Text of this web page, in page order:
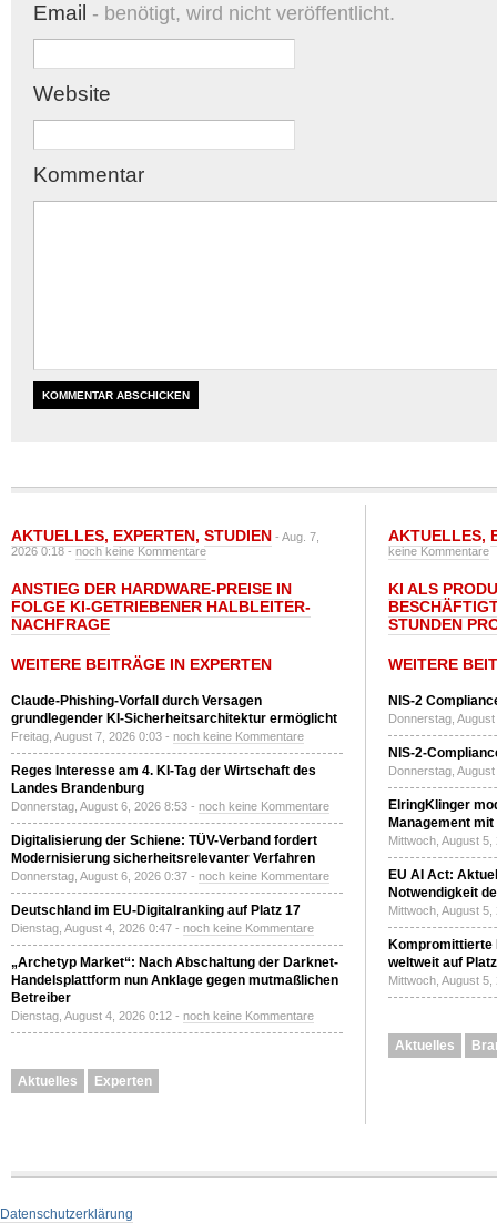
Email - benötigt, wird nicht veröffentlicht.
Website
Kommentar
AKTUELLES, EXPERTEN, STUDIEN - Aug. 7,
2026 0:18 -noch keine Kommentare
ANSTIEG DER HARDWARE-PREISE IN
FOLGE KI-GETRIEBENER HALBLEITER-
NACHFRAGE
WEITERE BEITRÄGE IN EXPERTEN
Claude-Phishing-Vorfall durch Versagen
grundlegender KI-Sicherheitsarchitektur ermöglicht
Freitag, August 7, 2026 0:03 - noch keine Kommentare
Reges Interesse am 4. KI-Tag der Wirtschaft des
Landes Brandenburg
Donnerstag, August 6, 2026 8:53 - noch keine Kommentare
Digitalisierung der Schiene: TÜV-Verband fordert
Modernisierung sicherheitsrelevanter Verfahren
Donnerstag, August 6, 2026 0:37 - noch keine Kommentare
Deutschland im EU-Digitalranking auf Platz 17
Dienstag, August 4, 2026 0:47 - noch keine Kommentare
„Archetyp Market“: Nach Abschaltung der Darknet-
Handelsplattform nun Anklage gegen mutmaßlichen
Betreiber
Dienstag, August 4, 2026 0:12 - noch keine Kommentare
Aktuelles Experten
AKTUELLES,
keine Kommentare
KI ALS
STUNDEN
WEITERE
NIS-2
Donnerstag,
NIS-2-
Donnerstag,
ElringKlinger
Management
Mittwoch, August
EU AI Act:
Notwendigkeit
Mittwoch, August
Kompromittierte
weltweit auf
Mittwoch, August
Aktuelles
Datenschutzerklärung